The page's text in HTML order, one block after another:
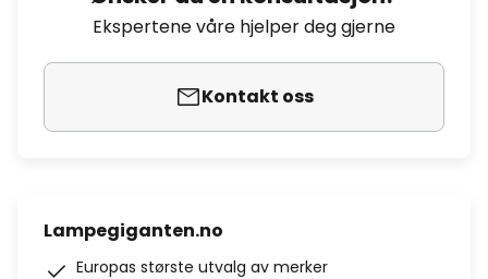
Ekspertene våre hjelper deg gjerne
Kontakt oss
Lampegiganten.no
Europas største utvalg av merker